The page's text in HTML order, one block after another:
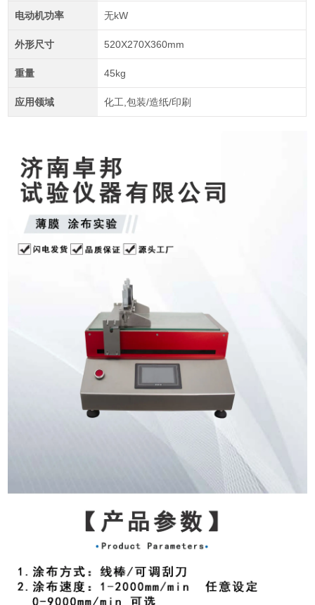
电动机功率 无kW
外形尺寸 520X270X360mm
重量 45kg
应用领域 化工,包装/造纸/印刷